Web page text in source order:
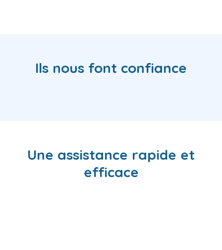
Ils nous font confiance
Une assistance rapide et
efficace